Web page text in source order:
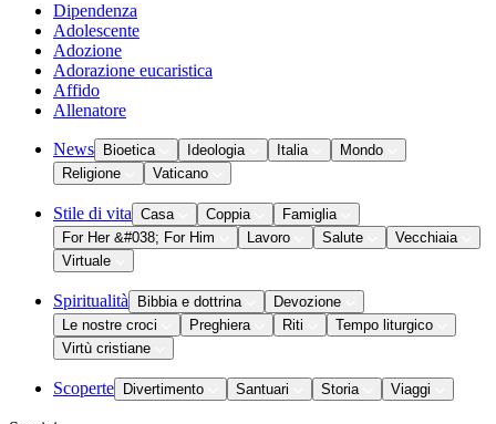
Dipendenza
Adolescente
Adozione
Adorazione eucaristica
Affido
Allenatore
News Bioetica Ideologia Italia
Mondo
Religione
Vaticano
Stile di vita Casa Coppia
Famiglia
For Her &#038; For Him
Lavoro Salute
Vecchiaia
Virtuale
Spiritualità Bibbia e dottrina
Devozione
Le nostre croci
Preghiera Riti
Tempo liturgico
Virtù cristiane
Scoperte Divertimento Santuari Storia Viaggi